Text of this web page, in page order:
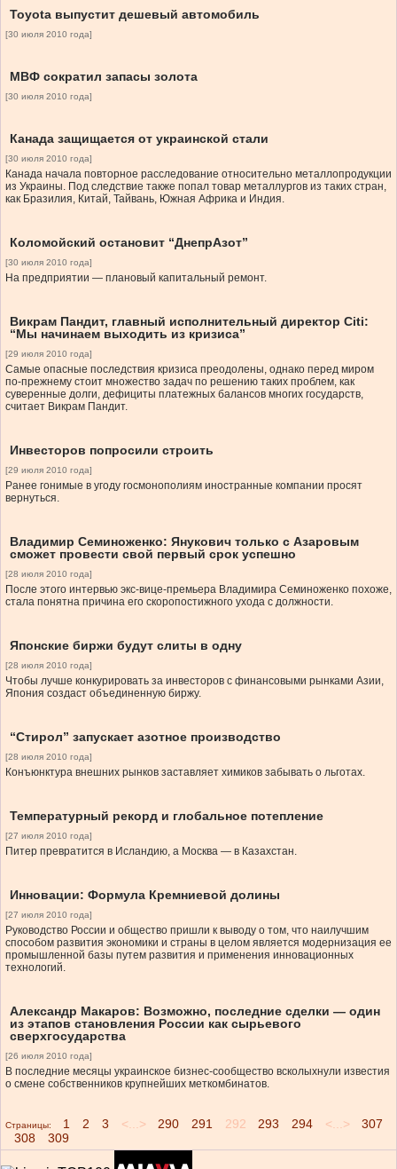
Toyota выпустит дешевый автомобиль
[30 июля 2010 года]
МВФ сократил запасы золота
[30 июля 2010 года]
Канада защищается от украинской стали
[30 июля 2010 года]
Канада начала повторное расследование относительно металлопродукции
из Украины. Под следствие также попал товар металлургов из таких стран,
как Бразилия, Китай, Тайвань, Южная Африка и Индия.
Коломойский остановит “ДнепрАзот”
[30 июля 2010 года]
На предприятии — плановый капитальный ремонт.
Викрам Пандит, главный исполнительный директор Citi:
“Мы начинаем выходить из кризиса”
[29 июля 2010 года]
Самые опасные последствия кризиса преодолены, однако перед миром
по-прежнему стоит множество задач по решению таких проблем, как
суверенные долги, дефициты платежных балансов многих государств,
считает Викрам Пандит.
Инвесторов попросили строить
[29 июля 2010 года]
Ранее гонимые в угоду госмонополиям иностранные компании просят
вернуться.
Владимир Семиноженко: Янукович только с Азаровым
сможет провести свой первый срок успешно
[28 июля 2010 года]
После этого интервью экс-вице-премьера Владимира Семиноженко похоже,
стала понятна причина его скоропостижного ухода с должности.
Японские биржи будут слиты в одну
[28 июля 2010 года]
Чтобы лучше конкурировать за инвесторов с финансовыми рынками Азии,
Япония создаст объединенную биржу.
“Стирол” запускает азотное производство
[28 июля 2010 года]
Конъюнктура внешних рынков заставляет химиков забывать о льготах.
Температурный рекорд и глобальное потепление
[27 июля 2010 года]
Питер превратится в Исландию, а Москва — в Казахстан.
Инновации: Формула Кремниевой долины
[27 июля 2010 года]
Руководство России и общество пришли к выводу о том, что наилучшим
способом развития экономики и страны в целом является модернизация ее
промышленной базы путем развития и применения инновационных
технологий.
Александр Макаров: Возможно, последние сделки — один
из этапов становления России как сырьевого
сверхгосударства
[26 июля 2010 года]
В последние месяцы украинское бизнес-сообщество всколыхнули известия
о смене собственников крупнейших меткомбинатов.
Страницы: 1 2 3 <...> 290 291 292 293 294 <...>
307
308
309